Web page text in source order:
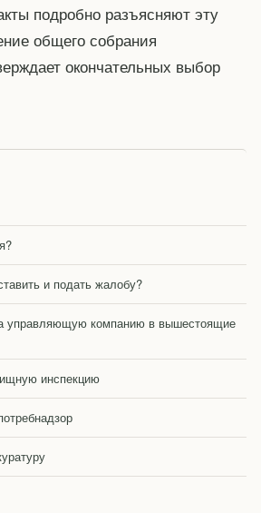
подробно разъясняют эту
общего собрания
окончательных выбор
и подать жалобу?
управляющую компанию в вышестоящие
инспекцию